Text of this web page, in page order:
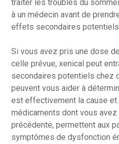
traiter les troubles du
à un médecin avant de
effets secondaires
Si vous avez pris une dose
celle prévue, xenical peut
secondaires potentiels chez
peuvent vous aider à
est effectivement la cause
médicaments dont vous
précédente, permettent aux
symptômes de dysfonction